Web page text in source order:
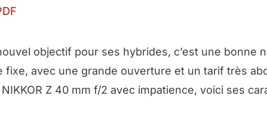
objectif pour ses hybrides, c’est une bonne
fixe, avec une grande ouverture et un tarif très
Z 40 mm f/2 avec impatience, voici ses